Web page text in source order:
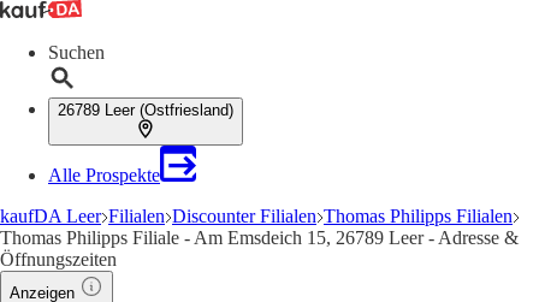
Suchen
26789 Leer (Ostfriesland)
Alle Prospekte
kaufDA Leer Filialen Discounter Filialen Thomas Philipps Filialen
Thomas Philipps Filiale - Am Emsdeich 15, 26789 Leer - Adresse &
Öffnungszeiten
Anzeigen